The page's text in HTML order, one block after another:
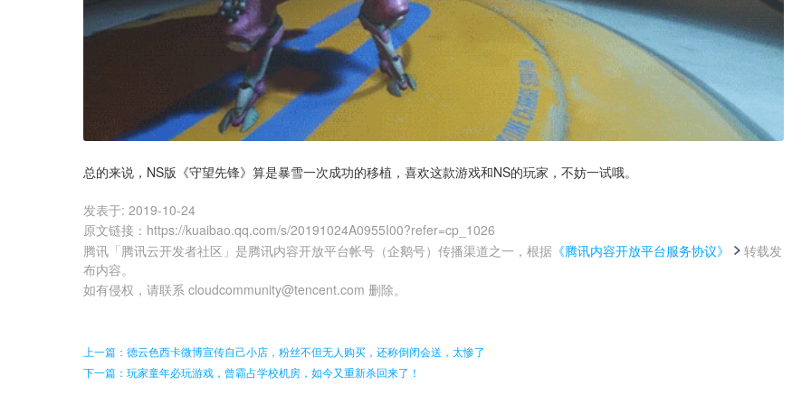
总的来说，NS版《守望先锋》算是暴雪一次成功的移植，喜欢这款游戏和NS的玩家，不妨一试哦。
发表于: 2019-10-24
原文链接 ： https://kuaibao.qq.com/s/20191024A0955I00?refer=cp_1026
腾讯「腾讯云开发者社区」是腾讯内容开放平台帐号（企鹅号）传播渠道之一，根据 《腾讯内容开放平台服务协议》
转载发
布内容。
如有侵权，请联系 cloudcommunity@tencent.com 删除。
上一篇：德云色西卡微博宣传自己小店，粉丝不但无人购买，还称倒闭会送，太惨了
下一篇：玩家童年必玩游戏，曾霸占学校机房，如今又重新杀回来了！